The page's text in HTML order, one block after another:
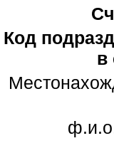
Код
в